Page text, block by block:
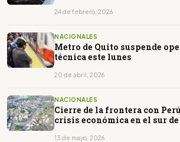
24 de febrero, 2026
NACIONALES
Metro de Quito suspende
técnica este lunes
20 de abril, 2026
NACIONALES
Cierre de la frontera con
crisis económica en el sur de
13 de mayo, 2026